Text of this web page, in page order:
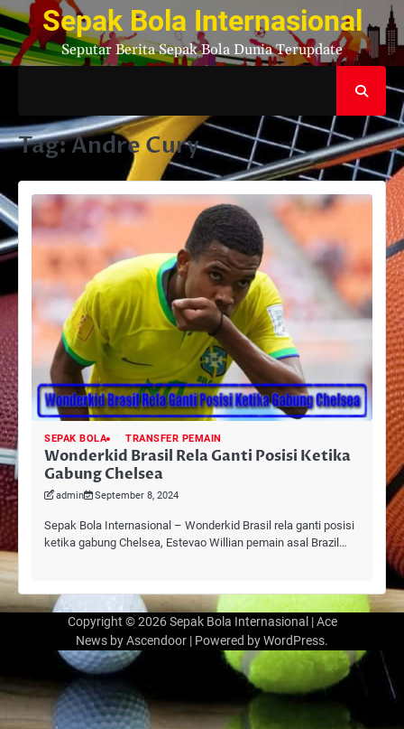
Skip
to
content
Sepak Bola Internasional
Seputar Berita Sepak Bola Dunia Terupdate
Tag:Andre Cury
SEPAK BOLA TRANSFER PEMAIN
Wonderkid Brasil Rela Ganti Posisi Ketika
Gabung Chelsea
admin September 8, 2024
Sepak Bola Internasional – Wonderkid Brasil rela ganti posisi
ketika gabung Chelsea, Estevao Willian pemain asal Brazil…
Copyright © 2026Sepak Bola Internasional | Ace
News byAscendoor | Powered byWordPress.